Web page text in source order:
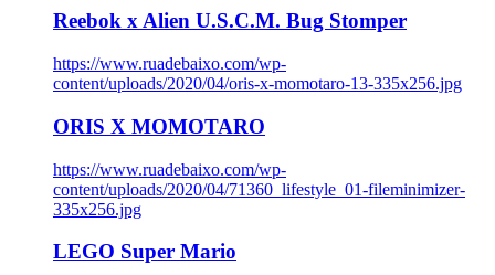
Reebok x Alien U.S.C.M. Bug Stomper
https://www.ruadebaixo.com/wp-
content/uploads/2020/04/oris-x-momotaro-13-335x256.jpg
ORIS X MOMOTARO
https://www.ruadebaixo.com/wp-
content/uploads/2020/04/71360_lifestyle_01-fileminimizer-
335x256.jpg
LEGO Super Mario